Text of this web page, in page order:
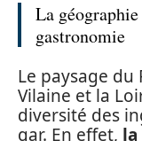
La
gastronomie
Le paysage du
Vilaine et la
diversité des
gar. En effet, la